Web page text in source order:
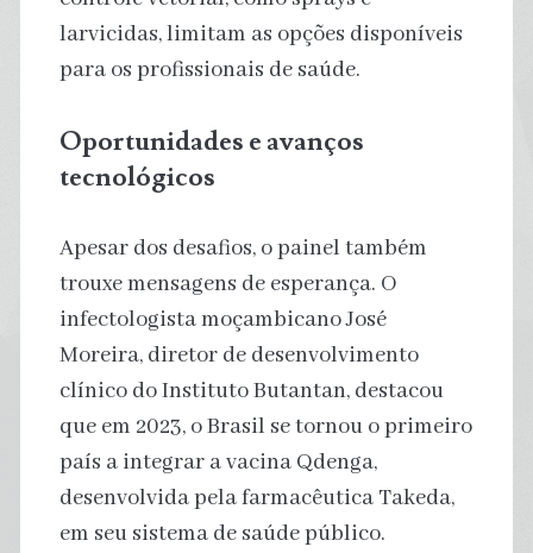
larvicidas, limitam as opções disponíveis
para os profissionais de saúde.
Oportunidades e avanços
tecnológicos
Apesar dos desafios, o painel também
trouxe mensagens de esperança. O
infectologista moçambicano José
Moreira, diretor de desenvolvimento
clínico do Instituto Butantan, destacou
que em 2023, o Brasil se tornou o primeiro
país a integrar a vacina Qdenga,
desenvolvida pela farmacêutica Takeda,
em seu sistema de saúde público.